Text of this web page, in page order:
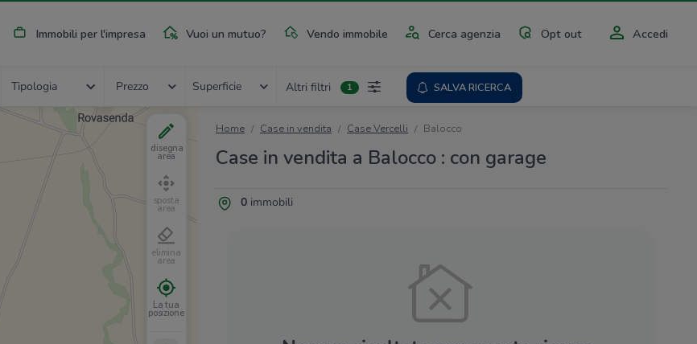
Immobili per l'impresa Vuoi un mutuo? Vendo immobile Cerca agenzia Opt out Accedi
Tipologia Prezzo Superficie Altri filtri 1 SALVA RICERCA
Home Case in vendita Case Vercelli Balocco
Case in vendita a Balocco : con garage
0immobili
disegna
area
sposta
area
elimina
area
La tua
posizione